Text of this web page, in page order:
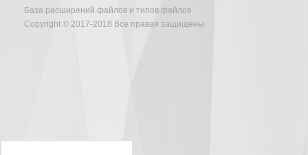
База расширений файлов и типов файлов
Copyright © 2017-2018 Все правая защищены